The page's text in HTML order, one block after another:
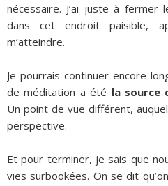
nécessaire. J’ai juste à
dans cet endroit paisible,
m’atteindre.
Je pourrais continuer encore
de méditation a été la source
Un point de vue différent,
perspective.
Et pour terminer, je sais que
vies surbookées. On se dit